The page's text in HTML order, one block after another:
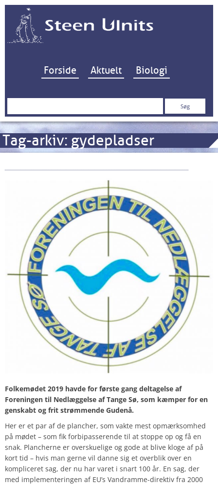
Hop til indhold
Forside Aktuelt Biologi
Søg
Tag-arkiv: gydepladser
Folkemødet 2019 havde for første gang deltagelse af
Foreningen til Nedlæggelse af Tange Sø, som kæmper for en
genskabt og frit strømmende Gudenå.
Her er et par af de plancher, som vakte mest opmærksomhed
på mødet – som fik forbipasserende til at stoppe op og få en
snak. Plancherne er overskuelige og gode at blive kloge af på
kort tid – hvis man gerne vil danne sig et overblik over en
kompliceret sag, der nu har varet i snart 100 år. En sag, der
med implementeringen af EU’s Vandramme-direktiv fra 2000